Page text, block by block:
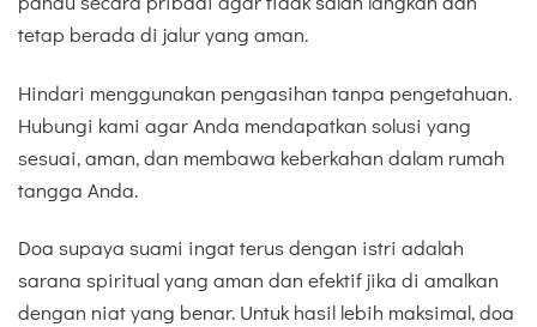
tetap berada di jalur yang aman.
Hindari menggunakan pengasihan tanpa pengetahuan.
Hubungi kami agar Anda mendapatkan solusi yang
sesuai, aman, dan membawa keberkahan dalam rumah
tangga Anda.
Doa supaya suami ingat terus dengan istri adalah
sarana spiritual yang aman dan efektif jika di amalkan
dengan niat yang benar. Untuk hasil lebih maksimal, doa